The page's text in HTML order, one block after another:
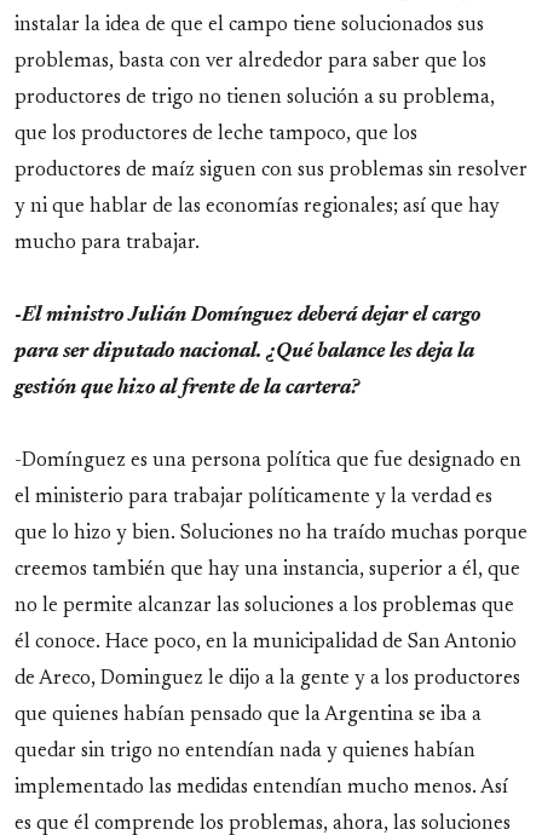
instalar la idea de que el campo tiene solucionados sus
problemas, basta con ver alrededor para saber que los
productores de trigo no tienen solución a su problema,
que los productores de leche tampoco, que los
productores de maíz siguen con sus problemas sin resolver
y ni que hablar de las economías regionales; así que hay
mucho para trabajar.
-El ministro Julián Domínguez deberá dejar el cargo
para ser diputado nacional. ¿Qué balance les deja la
gestión que hizo al frente de la cartera?
-Domínguez es una persona política que fue designado en
el ministerio para trabajar políticamente y la verdad es
que lo hizo y bien. Soluciones no ha traído muchas porque
creemos también que hay una instancia, superior a él, que
no le permite alcanzar las soluciones a los problemas que
él conoce. Hace poco, en la municipalidad de San Antonio
de Areco, Dominguez le dijo a la gente y a los productores
que quienes habían pensado que la Argentina se iba a
quedar sin trigo no entendían nada y quienes habían
implementado las medidas entendían mucho menos. Así
es que él comprende los problemas, ahora, las soluciones